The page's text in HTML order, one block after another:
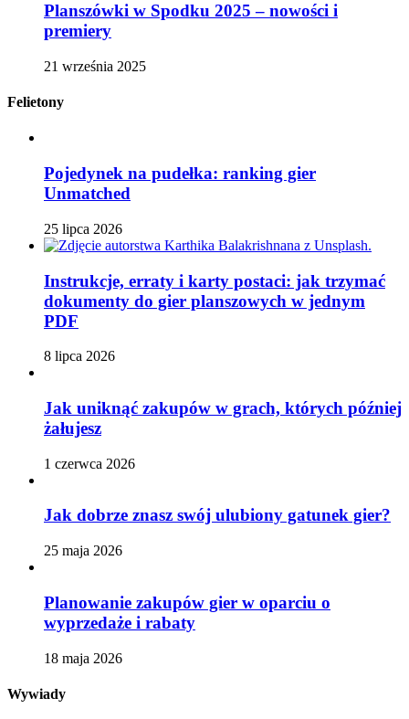
Planszówki w Spodku 2025 – nowości i
premiery
21 września 2025
Felietony
Pojedynek na pudełka: ranking gier
Unmatched
25 lipca 2026
Instrukcje, erraty i karty postaci: jak trzymać
dokumenty do gier planszowych w jednym
PDF
8 lipca 2026
Jak uniknąć zakupów w grach, których później
żałujesz
1 czerwca 2026
Jak dobrze znasz swój ulubiony gatunek gier?
25 maja 2026
Planowanie zakupów gier w oparciu o
wyprzedaże i rabaty
18 maja 2026
Wywiady